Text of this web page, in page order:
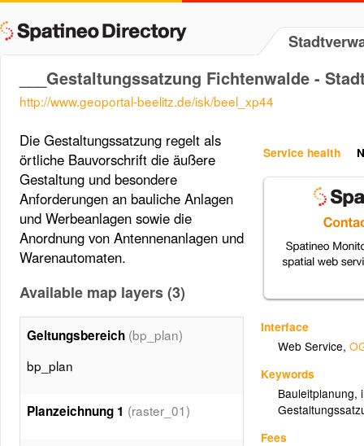
___Gestaltungssatzung Fichtenwalde -
http://www.geoportal-beelitz.de/isk/beel_xp44
Service health
Interface
Web Service,
Keywords
Bauleitplanung,
Fees
Die Gestaltungssatzung regelt als
örtliche Bauvorschrift die äußere
Gestaltung und besondere
Anforderungen an bauliche Anlagen
und Werbeanlagen sowie die
Anordnung von Antennenanlagen und
Warenautomaten.
Available map layers (3)
Geltungsbereich (bp_plan)
bp_plan
Planzeichnung 1 (raster_01)